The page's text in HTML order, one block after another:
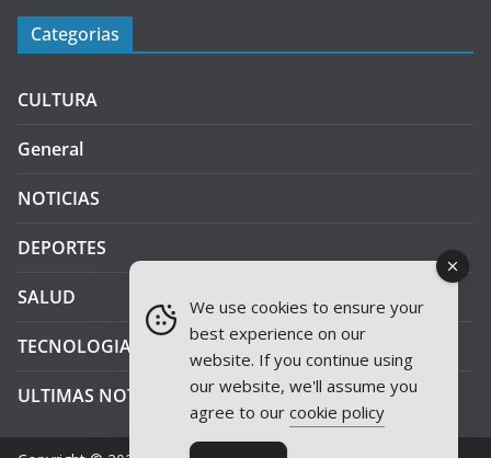
Categorias
CULTURA
General
NOTICIAS
DEPORTES
SALUD
TECNOLOGIA
ULTIMAS NOTICIAS
We use cookies to ensure your
best experience on our
website. If you continue using
our website, we'll assume you
agree to our cookie policy